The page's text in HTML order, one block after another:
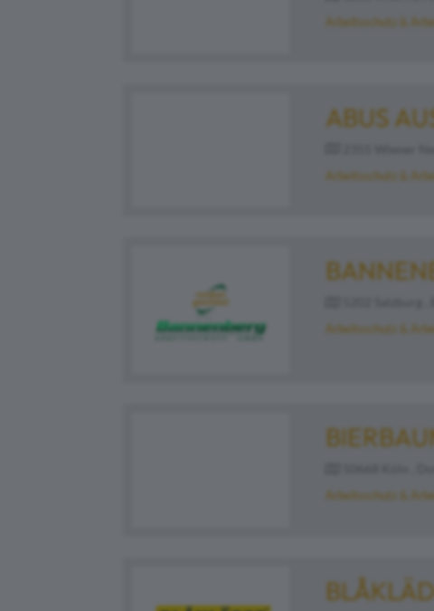
Arbeitsschutz &
ABUS
Arbeitsschutz &
Arbeitsschutz &
Arbeitsschutz &